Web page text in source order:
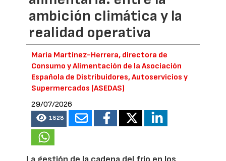
ambición climática y la
realidad operativa
María Martínez-Herrera, directora de
Consumo y Alimentación de la Asociación
Española de Distribuidores, Autoservicios y
Supermercados (ASEDAS)
29/07/2026
1828